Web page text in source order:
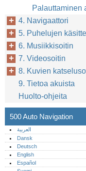
Palauttaminen
4. Navigaattori
5. Puhelujen
6. Musiikkisoitin
7. Videosoitin
8. Kuvien
9. Tietoa akuista
Huolto-ohjeita
500 Auto Navigation
العربية
Dansk
Deutsch
English
Español